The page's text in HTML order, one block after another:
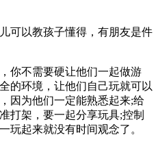
可以教孩子懂得，有朋友是件
你不需要硬让他们一起做游
的环境，让他们自己玩就可以
因为他们一定能熟悉起来;给
打架，要一起分享玩具;控制
玩起来就没有时间观念了。